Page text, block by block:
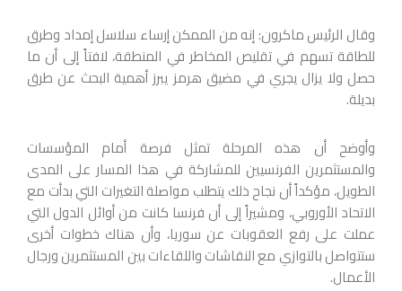
وقال الرئيس ماكرون: إنه من الممكن إرساء سلاسل إمداد وطرق
للطاقة تسهم في تقليص المخاطر في المنطقة، لافتاً إلى أن ما
حصل ولا يزال يجري في مضيق هرمز يبرز أهمية البحث عن طرق
بديلة.
وأوضح أن هذه المرحلة تمثل فرصة أمام المؤسسات
والمستثمرين الفرنسيين للمشاركة في هذا المسار على المدى
الطويل، مؤكداً أن نجاح ذلك يتطلب مواصلة التغيرات التي بدأت مع
الاتحاد الأوروبي، ومشيراً إلى أن فرنسا كانت من أوائل الدول التي
عملت على رفع العقوبات عن سوريا، وأن هناك خطوات أخرى
ستتواصل بالتوازي مع النقاشات واللقاءات بين المستثمرين ورجال
الأعمال.